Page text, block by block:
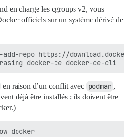
en charge les cgroups v2, vous
officiels sur un système dérivé de
repo https://
en raison d’un conflit avec podman ,
déjà être installés ; ils doivent être